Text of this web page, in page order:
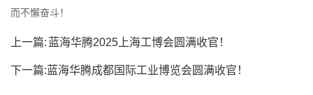
而不懈奋斗！
上一篇: 蓝海华腾2025上海工博会圆满收官！
下一篇:蓝海华腾成都国际工业博览会圆满收官！